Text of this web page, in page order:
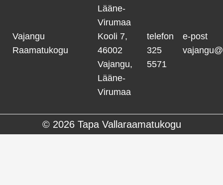
Lääne-
Virumaa
Vajangu
Raamatukogu
Kooli 7,
46002
Vajangu,
Lääne-
Virumaa
telefon
325
5571
e-post
© 2026 Tapa Vallaraamatukogu